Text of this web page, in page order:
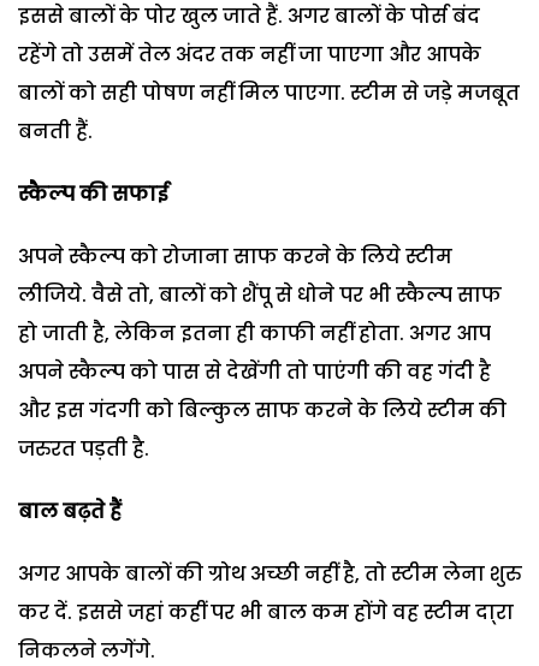
इससे बालों के पोर खुल जाते हैं. अगर बालों के पोर्स बंद
रहेंगे तो उसमें तेल अंदर तक नहीं जा पाएगा और आपके
बालों को सही पोषण नहीं मिल पाएगा. स्‍टीम से जड़े मजबूत
बनती हैं.
स्‍कैल्‍प की सफाई
अपने स्‍कैल्‍प को रोजाना साफ करने के लिये स्‍टीम
लीजिये. वैसे तो, बालों को शैंपू से धोने पर भी स्‍कैल्‍प साफ
हो जाती है, लेकिन इतना ही काफी नहीं होता. अगर आप
अपने स्‍कैल्‍प को पास से देखेंगी तो पाएंगी की वह गंदी है
और इस गंदगी को बिल्‍कुल साफ करने के लिये स्‍टीम की
जरुरत पड़ती है.
बाल बढ़ते हैं
अगर आपके बालों की ग्रोथ अच्‍छी नहीं है, तो स्‍टीम लेना शुरु
कर दें. इससे जहां कहीं पर भी बाल कम होंगे वह स्‍टीम दा्रा
निकलने लगेंगे.